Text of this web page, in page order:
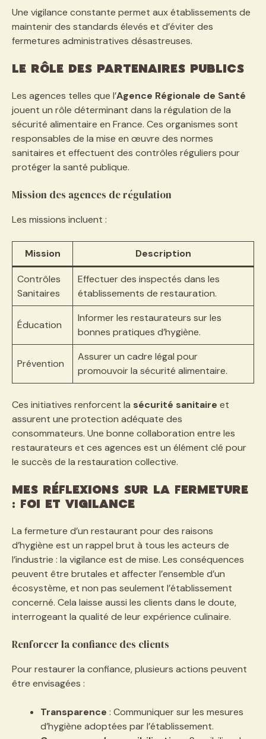
Une vigilance constante permet aux établissements de
maintenir des standards élevés et d’éviter des
fermetures administratives désastreuses.
Le rôle des partenaires publics
Les agences telles que l’Agence Régionale de Santé
jouent un rôle déterminant dans la régulation de la
sécurité alimentaire en France. Ces organismes sont
responsables de la mise en œuvre des normes
sanitaires et effectuent des contrôles réguliers pour
protéger la santé publique.
Mission des agences de régulation
Les missions incluent :
Mission Description
Contrôles
Sanitaires
Effectuer des inspectés dans les
établissements de restauration.
Éducation
Informer les restaurateurs sur les
bonnes pratiques d’hygiène.
Prévention
Assurer un cadre légal pour
promouvoir la sécurité alimentaire.
Ces initiatives renforcent la sécurité sanitaire et
assurent une protection adéquate des
consommateurs. Une bonne collaboration entre les
restaurateurs et ces agences est un élément clé pour
le succès de la restauration collective.
Mes réflexions sur la fermeture
: foi et vigilance
La fermeture d’un restaurant pour des raisons
d’hygiène est un rappel brut à tous les acteurs de
l’industrie : la vigilance est de mise. Les conséquences
peuvent être brutales et affecter l’ensemble d’un
écosystème, et non pas seulement l’établissement
concerné. Cela laisse aussi les clients dans le doute,
interrogeant la qualité de leur expérience culinaire.
Renforcer la confiance des clients
Pour restaurer la confiance, plusieurs actions peuvent
être envisagées :
Transparence : Communiquer sur les mesures
d’hygiène adoptées par l’établissement.